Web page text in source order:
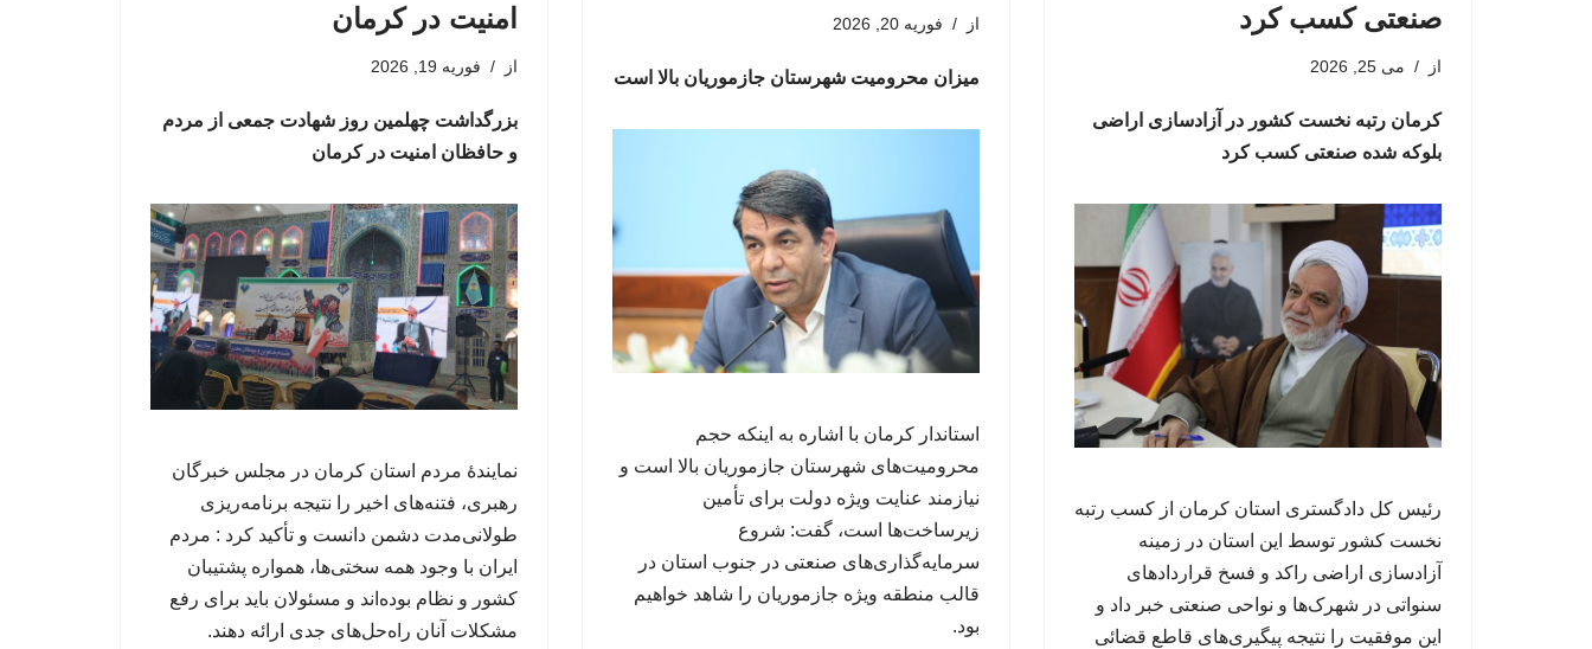
صنعتی کسب کرد
از می 25, 2026
کرمان رتبه نخست کشور در آزادسازی اراضی
بلوکه شده صنعتی کسب کرد
رئیس کل دادگستری استان کرمان از کسب رتبه
نخست کشور توسط این استان در زمینه
آزادسازی اراضی راکد و فسخ قراردادهای
سنواتی در شهرک‌ها و نواحی صنعتی خبر داد و
این موفقیت را نتیجه پیگیری‌های قاطع قضائی
از فوریه 20, 2026
میزان محرومیت‌ شهرستان جازموریان بالا است
استاندار کرمان با اشاره به اینکه حجم
محرومیت‌های شهرستان جازموریان بالا است و
نیازمند عنایت ویژه دولت برای تأمین
زیرساخت‌ها است، گفت: شروع
سرمایه‌گذاری‌های صنعتی در جنوب استان در
قالب منطقه ویژه جازموریان را شاهد خواهیم
بود.
امنیت در کرمان
از فوریه 19, 2026
بزرگداشت چهلمین روز شهادت جمعی از مردم
و حافظان امنیت در کرمان
نمایندهٔ مردم استان کرمان در مجلس خبرگان
رهبری، فتنه‌های اخیر را نتیجه برنامه‌ریزی
طولانی‌مدت دشمن دانست و تأکید کرد : مردم
ایران با وجود همه سختی‌ها، همواره پشتیبان
کشور و نظام بوده‌اند و مسئولان باید برای رفع
مشکلات آنان راه‌حل‌های جدی ارائه دهند.